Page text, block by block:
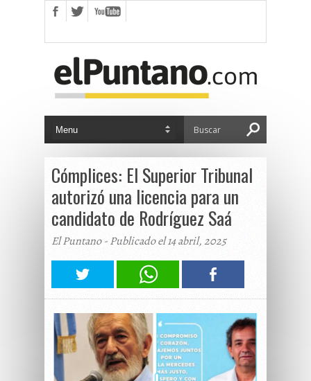
Cómplices: El Superior Tribunal
autorizó una licencia para un
candidato de Rodríguez Saá
El Puntano - Publicado el 14 abril, 2025